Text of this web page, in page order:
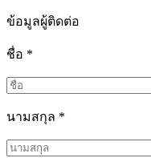
ข้อมูลผู้ติดต่อ
ชื่อ *
นามสกุล *